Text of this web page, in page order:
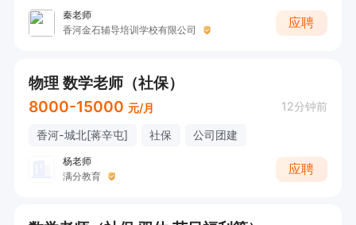
秦老师
香河金石辅导培训学校有限公司
应聘
物理 数学老师（社保）
8000-15000 元/月 12分钟前
香河-城北[蒋辛屯] 社保 公司团建
杨老师
满分教育
应聘